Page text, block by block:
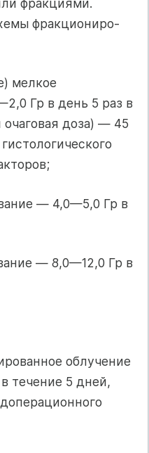
фракциями.
фракциониро­
мелкое
Гр в день 5 раз в
доза) — 45
— 4,0—5,0 Гр в
— 8,0—12,0 Гр в
облучение
течение 5 дней,